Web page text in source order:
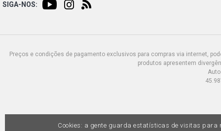
SIGA-NOS:
Preços e condições de pagamento exclusivos para compras via internet,
produtos apresentem
Cookies: a gente guarda estatísticas de visitas para